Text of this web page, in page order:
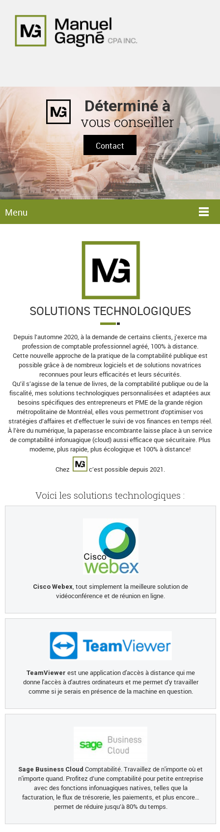
Déterminé à
vous conseiller
Contact
Menu
SOLUTIONS TECHNOLOGIQUES
Depuis l’automne 2020, à la demande de certains clients, j’exerce ma
profession de comptable professionnel agréé, 100% à distance.
Cette nouvelle approche de la pratique de la comptabilité publique est
possible grâce à de nombreux logiciels et de solutions novatrices
reconnues pour leurs efficacités et leurs sécurités.
Qu’il s’agisse de la tenue de livres, de la comptabilité publique ou de la
fiscalité, mes solutions technologiques personnalisées et adaptées aux
besoins spécifiques des entrepreneurs et PME de la grande région
métropolitaine de Montréal, elles vous permettront d’optimiser vos
stratégies d’affaires et d’effectuer le suivi de vos finances en temps réel.
À l’ère du numérique, la paperasse encombrante laisse place à un service
de comptabilité infonuagique (cloud) aussi efficace que sécuritaire. Plus
moderne, plus rapide, plus écologique et 100% à distance!
Chez c’est possible depuis 2021.
Voici les solutions technologiques :
Cisco Webex, tout simplement la meilleure solution de
vidéoconférence et de réunion en ligne.
TeamViewer est une application d'accès à distance qui me
donne l'accès à d'autres ordinateurs et me permet d'y travailler
comme si je serais en présence de la machine en question.
Sage Business Cloud Comptabilité. Travaillez de n'importe où et
n'importe quand. Profitez d’une comptabilité pour petite entreprise
avec des fonctions infonuagiques natives, telles que la
facturation, le flux de trésorerie, les paiements, et plus encore…
permet de réduire jusqu’à 80% du temps.